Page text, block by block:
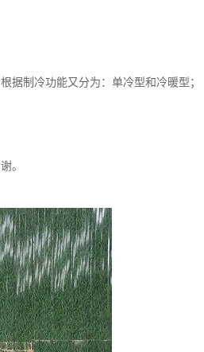
据制冷功能又分为：单冷型和冷暖型；
。